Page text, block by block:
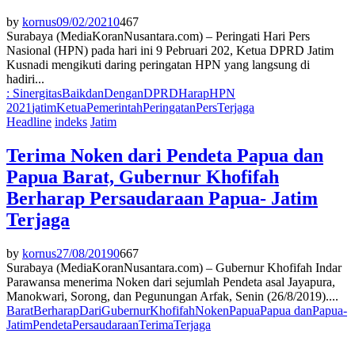
by kornus09/02/20210467
Surabaya (MediaKoranNusantara.com) – Peringati Hari Pers
Nasional (HPN) pada hari ini 9 Pebruari 202, Ketua DPRD Jatim
Kusnadi mengikuti daring peringatan HPN yang langsung di
hadiri...
: SinergitasBaikdanDenganDPRDHarapHPN
2021jatimKetuaPemerintahPeringatanPersTerjaga
Headline indeks Jatim
Terima Noken dari Pendeta Papua dan
Papua Barat, Gubernur Khofifah
Berharap Persaudaraan Papua- Jatim
Terjaga
by kornus27/08/20190667
Surabaya (MediaKoranNusantara.com) – Gubernur Khofifah Indar
Parawansa menerima Noken dari sejumlah Pendeta asal Jayapura,
Manokwari, Sorong, dan Pegunungan Arfak, Senin (26/8/2019)....
BaratBerharapDariGubernurKhofifahNokenPapuaPapua danPapua-
JatimPendetaPersaudaraanTerimaTerjaga